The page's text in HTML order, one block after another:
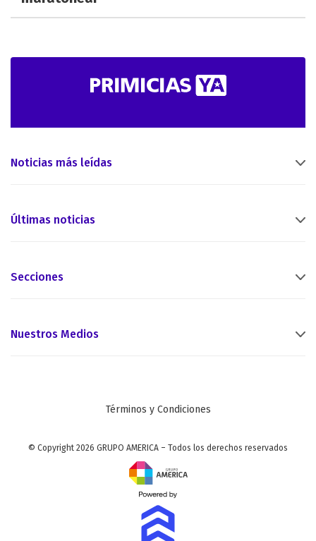
Noticias más leídas
Últimas noticias
Secciones
Nuestros Medios
Términos y Condiciones
© Copyright 2026 GRUPO AMERICA – Todos los derechos reservados